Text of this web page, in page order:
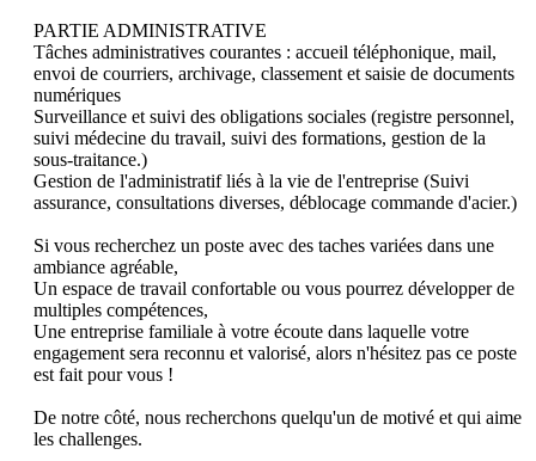
PARTIE ADMINISTRATIVE
Tâches administratives courantes : accueil téléphonique, mail,
envoi de courriers, archivage, classement et saisie de documents
numériques
Surveillance et suivi des obligations sociales (registre personnel,
suivi médecine du travail, suivi des formations, gestion de la
sous-traitance.)
Gestion de l'administratif liés à la vie de l'entreprise (Suivi
assurance, consultations diverses, déblocage commande d'acier.)
Si vous recherchez un poste avec des taches variées dans une
ambiance agréable,
Un espace de travail confortable ou vous pourrez développer de
multiples compétences,
Une entreprise familiale à votre écoute dans laquelle votre
engagement sera reconnu et valorisé, alors n'hésitez pas ce poste
est fait pour vous !
De notre côté, nous recherchons quelqu'un de motivé et qui aime
les challenges.